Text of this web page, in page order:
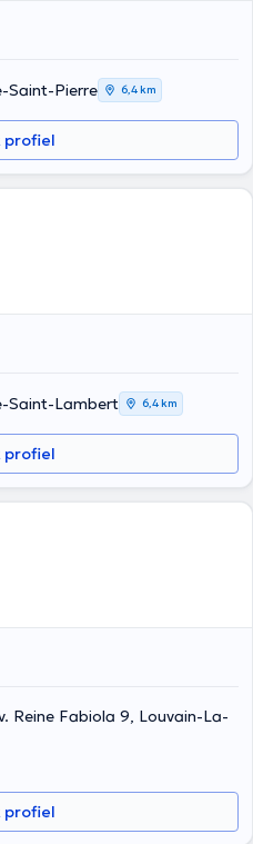
Saint-Pierre 6,4 km
profiel
Saint-Lambert 6,4 km
profiel
Reine Fabiola 9, Louvain-La-
profiel